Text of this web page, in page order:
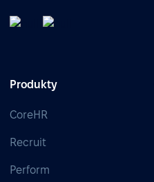
Produkty
CoreHR
Recruit
Perform